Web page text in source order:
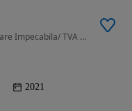
1968 cm3 • 204 CP • Primul Proprietar / Stare Impecabila/ TVA Deductibil
2021